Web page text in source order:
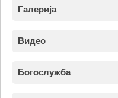
Галерија
Видео
Богослужба